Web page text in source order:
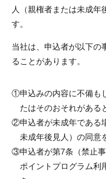
人（親権者または未成年
す。
当社は、申込者が以下の
ることがあります。
①申込みの内容に不備も
たはそのおそれがある
②申込者が未成年である
未成年後見人）の同意
③申込者が第7条（禁止
ポイントプログラム利